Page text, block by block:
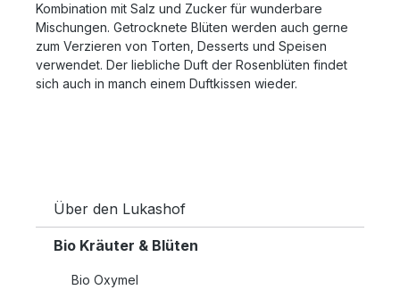
Kombination mit Salz und Zucker für wunderbare
Mischungen. Getrocknete Blüten werden auch gerne
zum Verzieren von Torten, Desserts und Speisen
verwendet. Der liebliche Duft der Rosenblüten findet
sich auch in manch einem Duftkissen wieder.
Über den Lukashof
Bio Kräuter & Blüten
Bio Oxymel